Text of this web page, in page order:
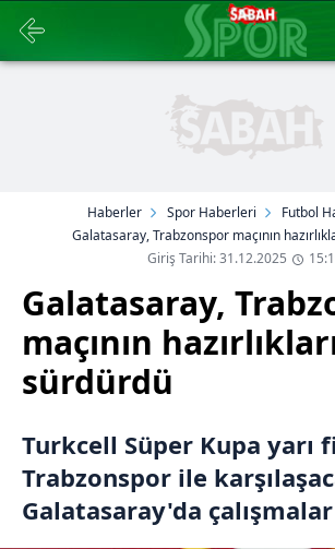
Haberler Spor Haberleri
Futbol
Galatasaray, Trabzonspor maçının
Giriş Tarihi: 31.12.2025
Galatasaray,
maçının
sürdürdü
Turkcell Süper Kupa yarı
Trabzonspor ile
Galatasaray'da